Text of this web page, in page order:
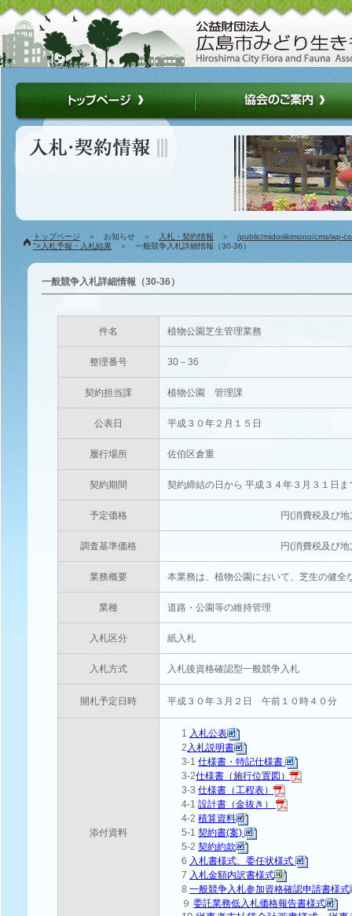
トップページ ＞ お知らせ ＞ 入札・契約情報 ＞ /public/midoriikimono/cms/wp-
">入札予報・入札結果 ＞ 一般競争入札詳細情報（30-36）
一般競争入札詳細情報（30-36）
件名 植物公園芝生管理業務
整理番号 30－36
契約担当課 植物公園 管理課
公表日 平成３０年２月１５日
履行場所 佐伯区倉重
契約期間 契約締結の日から 平成３４年３月３１日ま
予定価格 円(消費税及び地方消費税相
調査基準価格 円(消費税及び地方消費税相
業務概要 本業務は、植物公園において、芝生の健
業種 道路・公園等の維持管理
入札区分 紙入札
入札方式 入札後資格確認型一般競争入札
開札予定日時 平成３０年３月２日 午前１０時４０分
添付資料
1 入札公表
2 入札説明書
3-1仕様書・特記仕様書
3-2仕様書（施行位置図）
3-3仕様書（工程表）
4-1設計書（金抜き）
4-2積算資料
5-1契約書(案)
5-2契約約款
6 入札書様式、委任状様式
7 入札金額内訳書様式
8一般競争入札参加資格確認申請書様式
９委託業務低入札価格報告書様式